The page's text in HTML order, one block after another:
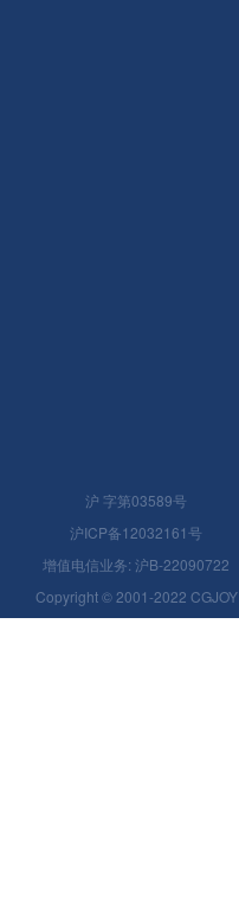
沪 字第03589号
沪ICP备12032161号
增值电信业务: 沪B-22090722
Copyright © 2001-2022 CGJOY